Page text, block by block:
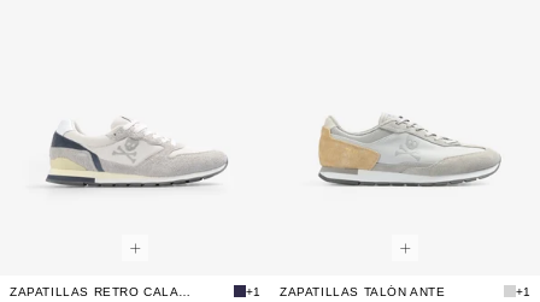
+1 ZAPATILLAS TALÓN ANTE +1